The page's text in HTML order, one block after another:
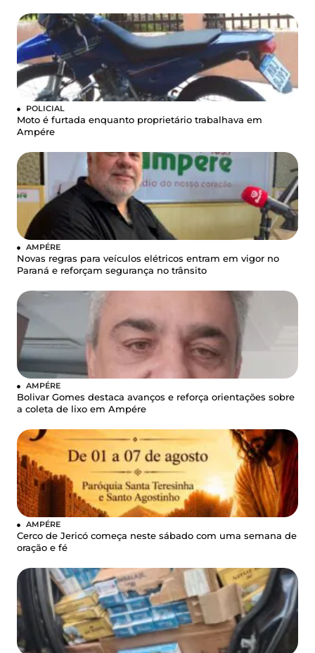
POLICIAL
Moto é furtada enquanto proprietário trabalhava em
Ampére
AMPÉRE
Novas regras para veículos elétricos entram em vigor no
Paraná e reforçam segurança no trânsito
AMPÉRE
Bolivar Gomes destaca avanços e reforça orientações sobre
a coleta de lixo em Ampére
AMPÉRE
Cerco de Jericó começa neste sábado com uma semana de
oração e fé